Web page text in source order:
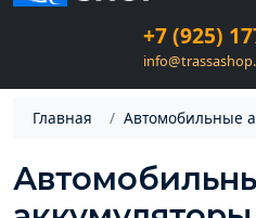
+7 (925)
Главная Автомобильные